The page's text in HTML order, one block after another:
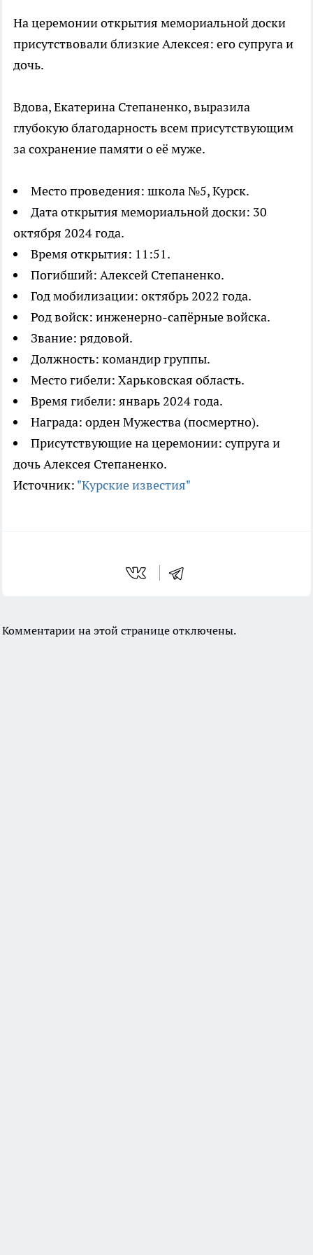
На церемонии открытия мемориальной доски
присутствовали близкие Алексея: его супруга и
дочь.
Вдова, Екатерина Степаненко, выразила
глубокую благодарность всем присутствующим
за сохранение памяти о её муже.
Место проведения: школа №5, Курск.
Дата открытия мемориальной доски: 30
октября 2024 года.
Время открытия: 11:51.
Погибший: Алексей Степаненко.
Год мобилизации: октябрь 2022 года.
Род войск: инженерно-сапёрные войска.
Звание: рядовой.
Должность: командир группы.
Место гибели: Харьковская область.
Время гибели: январь 2024 года.
Награда: орден Мужества (посмертно).
Присутствующие на церемонии: супруга и
дочь Алексея Степаненко.
Источник: "Курские известия"
Комментарии на этой странице отключены.